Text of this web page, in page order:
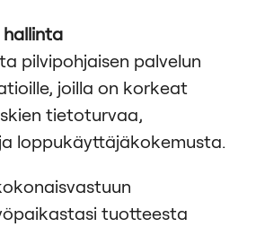
pilvipohjaisen palvelun
joilla on korkeat
tietoturvaa,
loppukäyttäjäkokemusta.
tuotteesta